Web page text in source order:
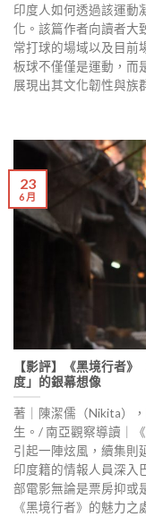
印度人如何透過該運動
化。該篇作者向讀者大
常打球的場域以及目前
板球不僅僅是運動，而
展現出其文化韌性與族
【影評】《黑境行者
度」的銀幕想像
著｜陳潔儒（Nikita）
生。/ 南亞觀察導讀｜
引起一陣炫風，續集則
印度籍的情報人員深入
部電影無論是票房抑或
《黑境行者》的魅力
23
6 月